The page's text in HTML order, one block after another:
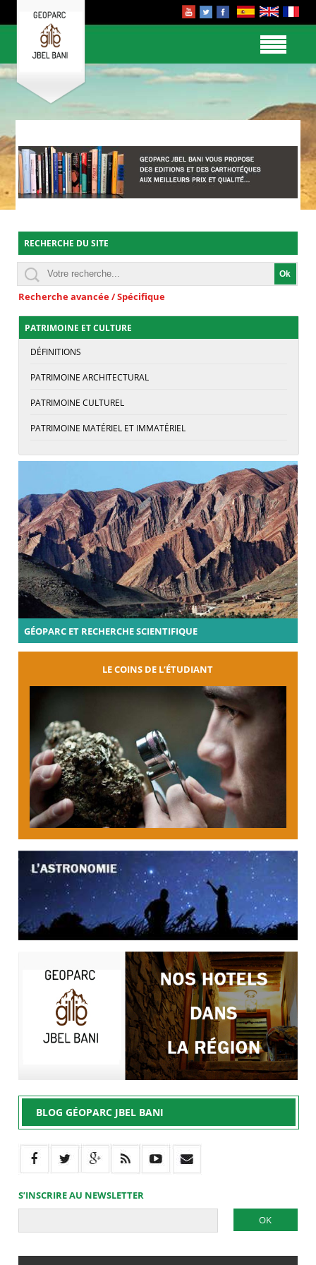
RECHERCHE DU SITE
Recherche avancée / Spécifique
PATRIMOINE ET CULTURE
DÉFINITIONS
PATRIMOINE ARCHITECTURAL
PATRIMOINE CULTUREL
PATRIMOINE MATÉRIEL ET IMMATÉRIEL
GÉOPARC ET RECHERCHE SCIENTIFIQUE
LE COINS DE L’ÉTUDIANT
BLOG GÉOPARC JBEL BANI
S’INSCRIRE AU NEWSLETTER